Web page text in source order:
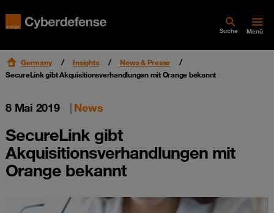
Suche Menü
Germany Insights
News & Presse
SecureLink gibt Akquisitionsverhandlungen mit Orange bekannt
8 Mai 2019 | News
SecureLink gibt
Akquisitionsverhandlungen mit
Orange bekannt